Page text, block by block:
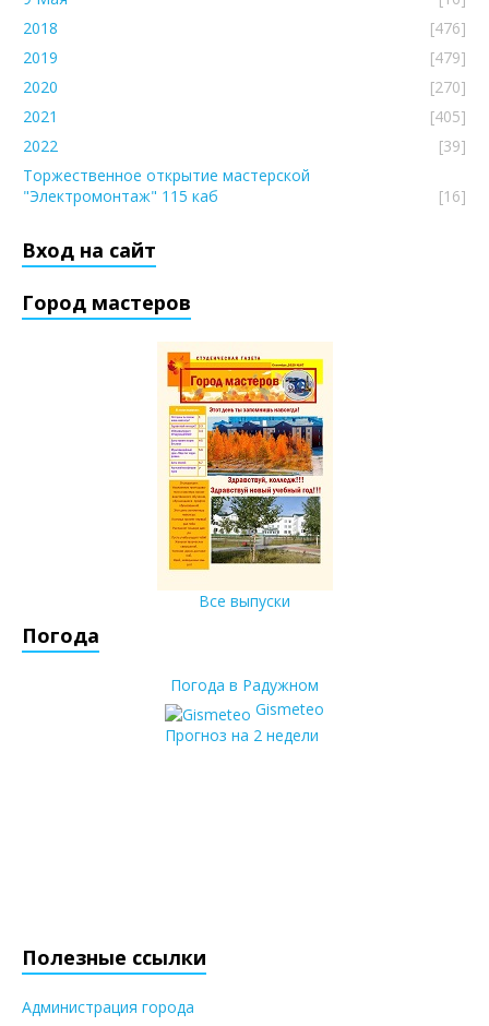
2018
[476]
2019
[479]
2020
[270]
2021
[405]
2022
[39]
Торжественное открытие мастерской
"Электромонтаж" 115 каб
[16]
Вход на сайт
Город мастеров
Все выпуски
Погода
Погода в Радужном
Gismeteo
Прогноз на 2 недели
Полезные ссылки
Администрация города